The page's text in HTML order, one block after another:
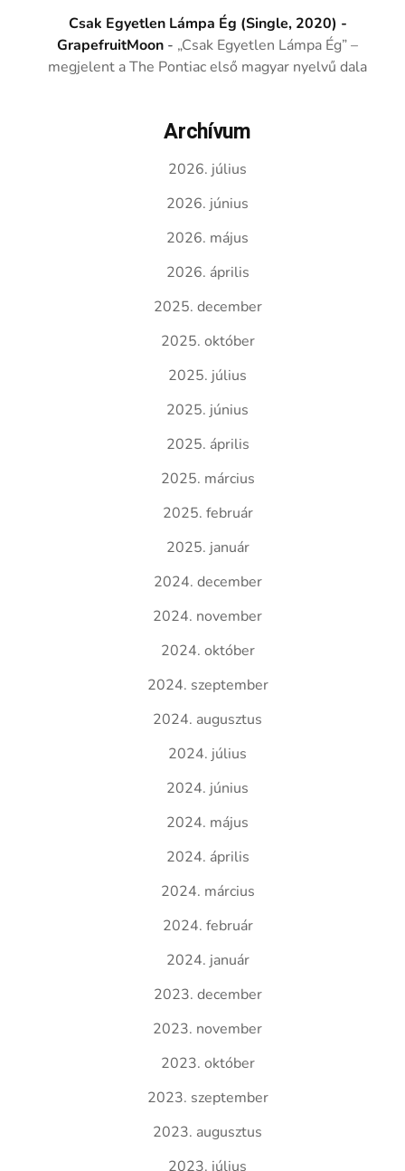
Csak Egyetlen Lámpa Ég (Single, 2020) -
GrapefruitMoon - „Csak Egyetlen Lámpa Ég” –
megjelent a The Pontiac első magyar nyelvű dala
Archívum
2026. július
2026. június
2026. május
2026. április
2025. december
2025. október
2025. július
2025. június
2025. április
2025. március
2025. február
2025. január
2024. december
2024. november
2024. október
2024. szeptember
2024. augusztus
2024. július
2024. június
2024. május
2024. április
2024. március
2024. február
2024. január
2023. december
2023. november
2023. október
2023. szeptember
2023. augusztus
2023. július